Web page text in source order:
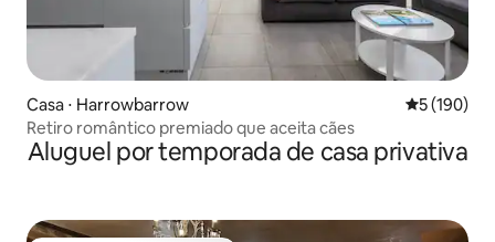
Casa ⋅ Harrowbarrow 5 de uma
5 (190)
Retiro romântico premiado que aceita cães
Aluguel por temporada de casa privativa